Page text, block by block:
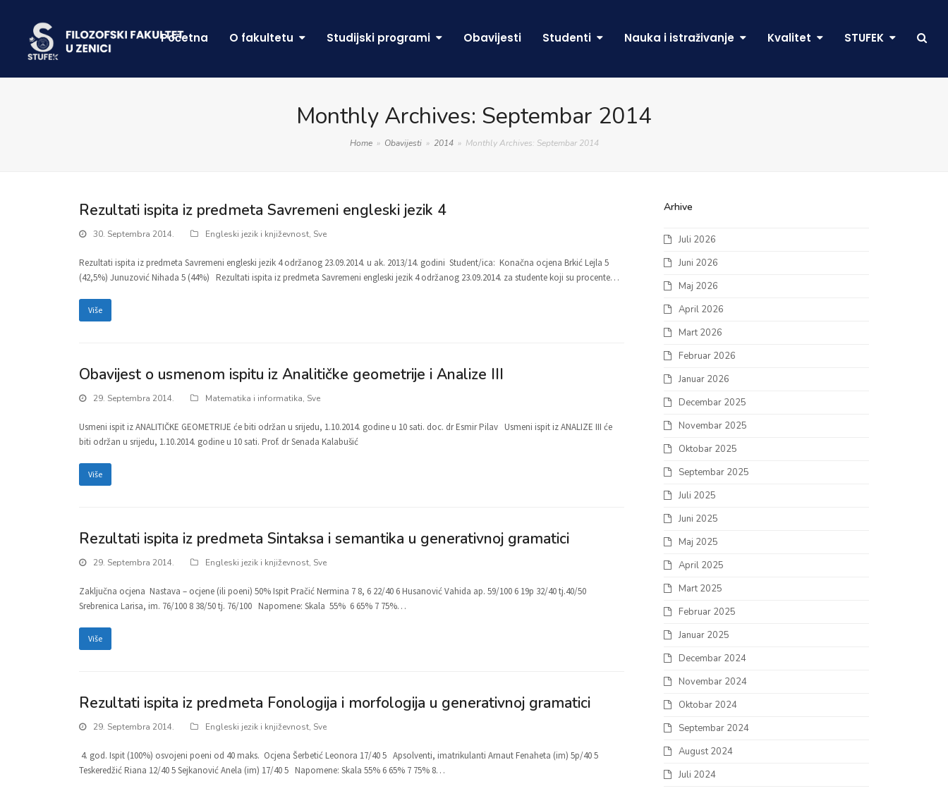
Početna O fakultetu Studijski programi Obavijesti Studenti Nauka i istraživanje Kvalitet STUFEK
Monthly Archives: Septembar 2014
Home » Obavijesti » 2014 » Monthly Archives: Septembar 2014
Rezultati ispita iz predmeta Savremeni engleski jezik 4
30. Septembra 2014. Engleski jezik i književnost, Sve
Rezultati ispita iz predmeta Savremeni engleski jezik 4 održanog 23.09.2014. u ak. 2013/14. godini Student/ica: Konačna ocjena Brkić Lejla 5
(42,5%) Junuzović Nihada 5 (44%) Rezultati ispita iz predmeta Savremeni engleski jezik 4 održanog 23.09.2014. za studente koji su procente…
Više
Obavijest o usmenom ispitu iz Analitičke geometrije i Analize III
29. Septembra 2014. Matematika i informatika, Sve
Usmeni ispit iz ANALITIČKE GEOMETRIJE će biti održan u srijedu, 1.10.2014. godine u 10 sati. doc. dr Esmir Pilav Usmeni ispit iz ANALIZE III će
biti održan u srijedu, 1.10.2014. godine u 10 sati. Prof. dr Senada Kalabušić
Više
Rezultati ispita iz predmeta Sintaksa i semantika u generativnoj gramatici
29. Septembra 2014. Engleski jezik i književnost, Sve
Zaključna ocjena Nastava – ocjene (ili poeni) 50% Ispit Pračić Nermina 7 8, 6 22/40 6 Husanović Vahida ap. 59/100 6 19p 32/40 tj.40/50
Srebrenica Larisa, im. 76/100 8 38/50 tj. 76/100 Napomene: Skala 55% 6 65% 7 75%…
Više
Rezultati ispita iz predmeta Fonologija i morfologija u generativnoj gramatici
29. Septembra 2014. Engleski jezik i književnost, Sve
4. god. Ispit (100%) osvojeni poeni od 40 maks. Ocjena Šerbetić Leonora 17/40 5 Apsolventi, imatrikulanti Arnaut Fenaheta (im) 5p/40 5
Teskeredžić Riana 12/40 5 Sejkanović Anela (im) 17/40 5 Napomene: Skala 55% 6 65% 7 75% 8…
Arhive
Juli 2026
Juni 2026
Maj 2026
April 2026
Mart 2026
Februar 2026
Januar 2026
Decembar 2025
Novembar 2025
Oktobar 2025
Septembar 2025
Juli 2025
Juni 2025
Maj 2025
April 2025
Mart 2025
Februar 2025
Januar 2025
Decembar 2024
Novembar 2024
Oktobar 2024
Septembar 2024
August 2024
Juli 2024